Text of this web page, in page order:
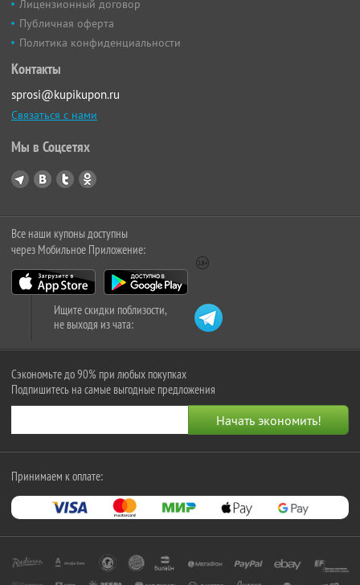
Лицензионный договор
Публичная оферта
Политика конфиденциальности
Контакты
sprosi@kupikupon.ru
Связаться с нами
Мы в Соцсетях
Все наши купоны доступны
через Мобильное Приложение:
Ищите скидки поблизости,
не выходя из чата:
Сэкономьте до 90% при любых покупках
Подпишитесь на самые выгодные предложения
Принимаем к оплате: